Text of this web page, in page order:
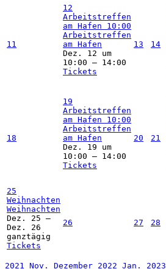
11
12
Arbeitstreffen
am Hafen 10:00
Arbeitstreffen
am Hafen
Dez. 12 um
10:00 – 14:00
Tickets
13 14
18
19
Arbeitstreffen
am Hafen 10:00
Arbeitstreffen
am Hafen
Dez. 19 um
10:00 – 14:00
Tickets
20 21
25
Weihnachten
Weihnachten
Dez. 25 –
Dez. 26
ganztägig
Tickets
26 27 28
2021 Nov. Dezember 2022 Jan. 2023